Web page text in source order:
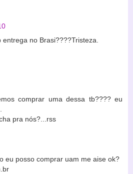
no Brasi????Tristeza.
comprar uma dessa tb???? eu
pra nós?...rss
eu posso comprar uam me aise ok?